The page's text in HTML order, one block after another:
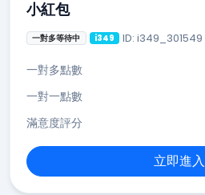
小紅包
一對多等待中 i349 ID: i349_301549
一對多點數
一對一點數
滿意度評分
立即進入